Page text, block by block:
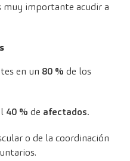
muy importante acudir a
en un 80 % de los
40 % de afectados.
o de la coordinación